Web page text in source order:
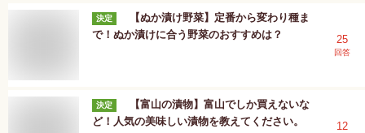
決定
【ぬか漬け野菜】定番から変わり種ま
で！ぬか漬けに合う野菜のおすすめは？
25
回答
決定
【富山の漬物】富山でしか買えないな
ど！人気の美味しい漬物を教えてください。
12